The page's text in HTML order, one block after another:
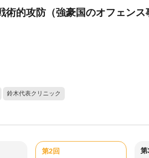
術的攻防（強豪国のオフェン
鈴木代表クリニック
第2回 第